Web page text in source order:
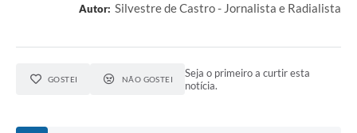
Autor: Silvestre de Castro - Jornalista e Radialista
GOSTEI NÃO GOSTEI
Seja o primeiro a curtir esta
notícia.